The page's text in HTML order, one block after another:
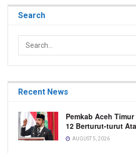
Search
Recent News
Pemkab Aceh
12 Berturut-turut
AUGUST 5, 2026